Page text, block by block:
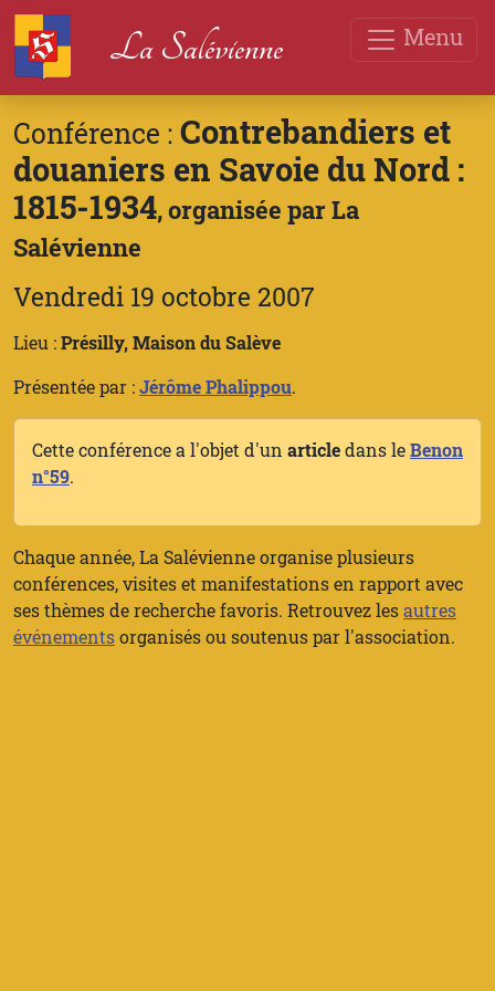
Menu
La Salévienne
Conférence : Contrebandiers et
douaniers en Savoie du Nord :
1815-1934, organisée par La
Salévienne
Vendredi 19 octobre 2007
Lieu :Présilly, Maison du Salève
Présentée par :Jérôme Phalippou.
Cette conférence a l'objet d'un articledans leBenon
n°59.
Chaque année, La Salévienne organise plusieurs
conférences, visites et manifestations en rapport avec
ses thèmes de recherche favoris. Retrouvez lesautres
événementsorganisés ou soutenus par l'association.